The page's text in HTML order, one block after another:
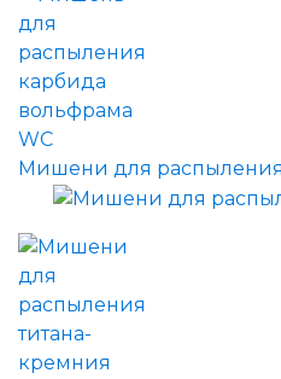
Мишени для распыления